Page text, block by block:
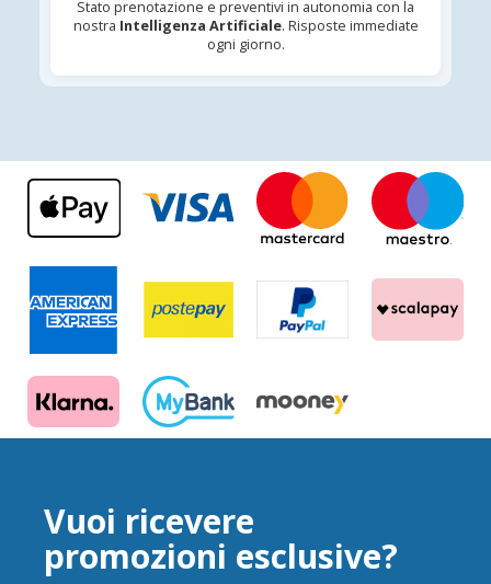
Stato prenotazione e preventivi in autonomia con la
nostra Intelligenza Artificiale. Risposte immediate
ogni giorno.
Vuoi ricevere
promozioni esclusive?